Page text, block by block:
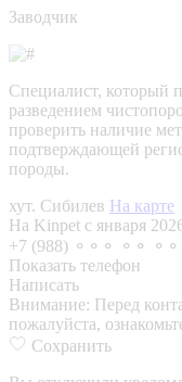
Заводчик
Специалист, который
разведением
проверить наличие
подтверждающей
породы.
хут. Сибилев На карте
На Kinpet c января
+7 (988) ⚬⚬⚬ ⚬⚬ ⚬⚬
Показать телефон
Написать
Внимание: Перед
пожалуйста,
Сохранить